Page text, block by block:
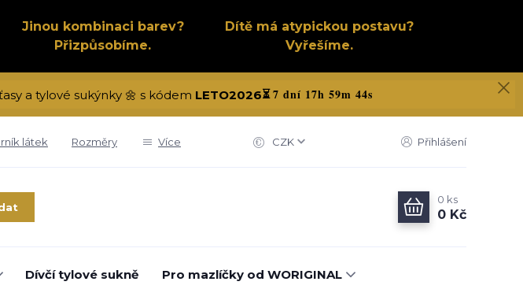
Jinou kombinaci barev?
Přizpůsobíme.
Dítě má atypickou postavu?
Vyřešíme.
a tylové sukýnky 🌼 s kódem LETO2026⏳7 dní 17h 59m 43s
látek Rozměry Více CZK Přihlášení
0 ks
0 Kč
Dívčí tylové sukně Pro mazlíčky od WORIGINAL